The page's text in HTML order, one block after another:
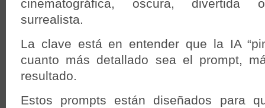
cinematográfica, oscura, divertida
surrealista.
La clave está en entender que la IA
cuanto más detallado sea el prompt,
resultado.
Estos prompts están diseñados para